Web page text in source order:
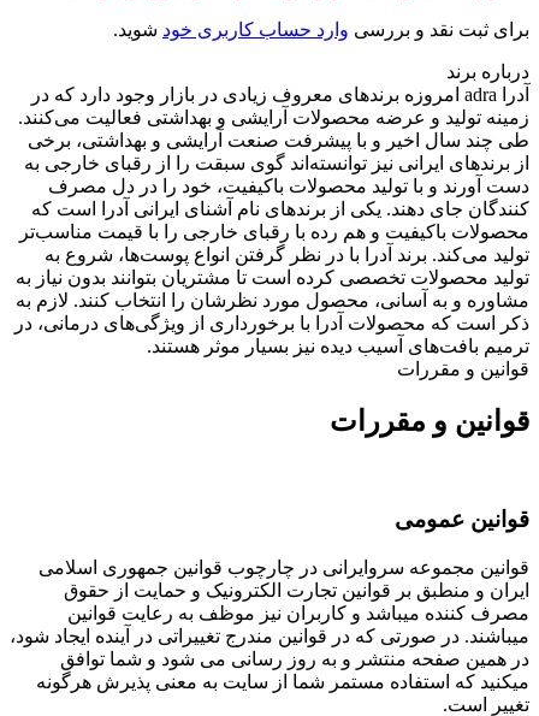
برای ثبت نقد و بررسی وارد حساب کاربری خود شوید.
درباره برند
آدرا adra امروزه برندهای معروف زیادی در بازار وجود دارد که در
زمینه تولید و عرضه محصولات آرایشی و بهداشتی فعالیت می‌کنند.
طی چند سال اخیر و با پیشرفت صنعت آرایشی و بهداشتی، برخی
از برندهای ایرانی نیز توانسته‌اند گوی سبقت را از رقبای خارجی به
دست آورند و با تولید محصولات باکیفیت، خود را در دل مصرف
کنندگان جای دهند. یکی از برندهای نام آشنای ایرانی آدرا است که
محصولات باکیفیت و هم رده با رقبای خارجی را با قیمت مناسب‌تر
تولید می‌کند. برند آدرا با در نظر گرفتن انواع پوست‌ها، شروع به
تولید محصولات تخصصی کرده است تا مشتریان بتوانند بدون نیاز به
مشاوره و به آسانی، محصول مورد نظرشان را انتخاب کنند. لازم به
ذکر است که محصولات آدرا با برخورداری از ویژگی‌های درمانی، در
ترمیم بافت‌های آسیب دیده نیز بسیار موثر هستند.
قوانین و مقررات
قوانین و مقررات
قوانین عمومی
قوانین مجموعه سروایرانی در چارچوب قوانین جمهوری اسلامی
ایران و منطبق بر قوانین تجارت الکترونیک و حمایت از حقوق
مصرف کننده میباشد و کاربران نیز موظف به رعایت قوانین
میباشند. در صورتی که در قوانین مندرج تغییراتی در آینده ایجاد شود،
در همین صفحه منتشر و به روز رسانی می شود و شما توافق
میکنید که استفاده مستمر شما از سایت به معنی پذیرش هرگونه
تغییر است.